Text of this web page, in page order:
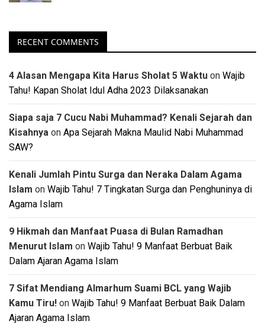
RECENT COMMENTS
4 Alasan Mengapa Kita Harus Sholat 5 Waktu on Wajib
Tahu! Kapan Sholat Idul Adha 2023 Dilaksanakan
Siapa saja 7 Cucu Nabi Muhammad? Kenali Sejarah dan
Kisahnya on Apa Sejarah Makna Maulid Nabi Muhammad
SAW?
Kenali Jumlah Pintu Surga dan Neraka Dalam Agama
Islam on Wajib Tahu! 7 Tingkatan Surga dan Penghuninya di
Agama Islam
9 Hikmah dan Manfaat Puasa di Bulan Ramadhan
Menurut Islam on Wajib Tahu! 9 Manfaat Berbuat Baik
Dalam Ajaran Agama Islam
7 Sifat Mendiang Almarhum Suami BCL yang Wajib
Kamu Tiru! on Wajib Tahu! 9 Manfaat Berbuat Baik Dalam
Ajaran Agama Islam